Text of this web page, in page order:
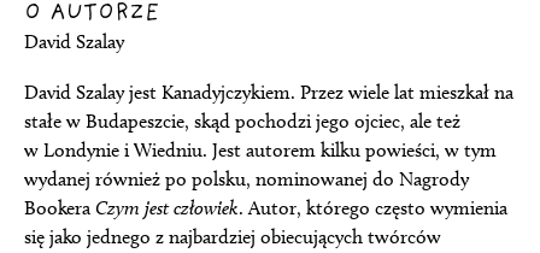
O AUTORZE
David Szalay
David Szalay jest Kanadyjczykiem. Przez wiele lat mieszkał na
stałe w Budapeszcie, skąd pochodzi jego ojciec, ale też
w Londynie i Wiedniu. Jest autorem kilku powieści, w tym
wydanej również po polsku, nominowanej do Nagrody
BookeraCzym jest człowiek. Autor, którego często wymienia
się jako jednego z najbardziej obiecujących twórców